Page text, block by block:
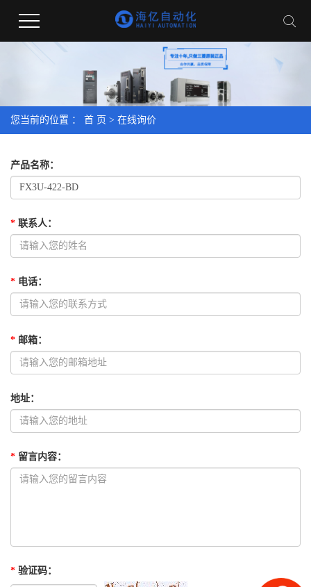
您当前的位置 ： 首 页 > 在线询价
产品名称：
* 联系人：
* 电话：
* 邮箱：
地址：
* 留言内容：
* 验证码：